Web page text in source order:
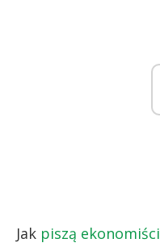
Jak piszą ekonomiści